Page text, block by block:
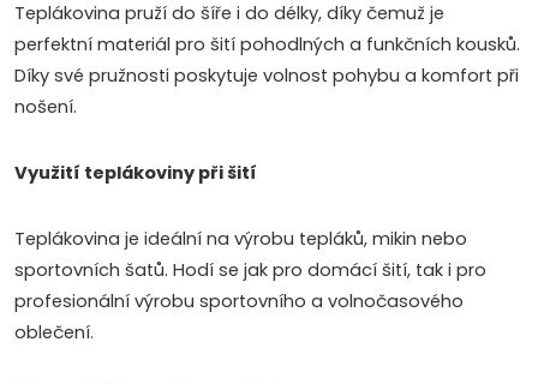
á
d
a
c
í
p
r
Teplákovina pruží do šíře i do délky, díky čemuž je
perfektní materiál pro šití pohodlných a funkčních kousků.
Díky své pružnosti poskytuje volnost pohybu a komfort při
nošení.
Využití teplákoviny při šití
Teplákovina je ideální na výrobu tepláků, mikin nebo
sportovních šatů. Hodí se jak pro domácí šití, tak i pro
profesionální výrobu sportovního a volnočasového
oblečení.
Doprava a platby Prodejna Blog a návody